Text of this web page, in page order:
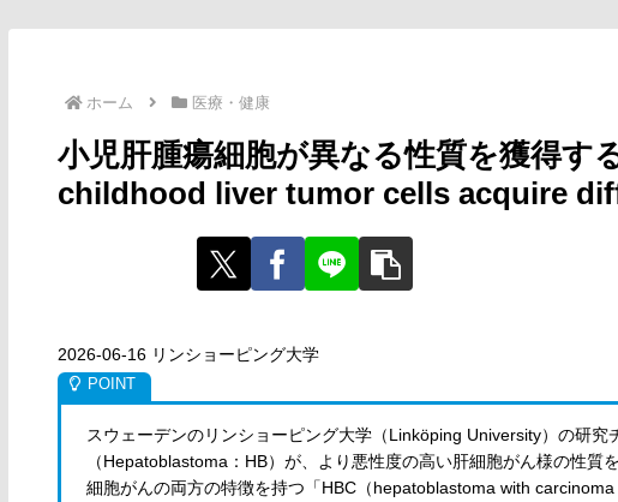
ホーム 医療・健康
小児肝腫瘍細胞が異なる性質を獲得す
childhood liver tumor cells acquire
2026-06-16 リンショーピング大学
スウェーデンのリンショーピング大学（Linköping University）の研
（Hepatoblastoma：HB）が、より悪性度の高い肝細胞がん様の性
細胞がんの両方の特徴を持つ「HBC（hepatoblastoma with